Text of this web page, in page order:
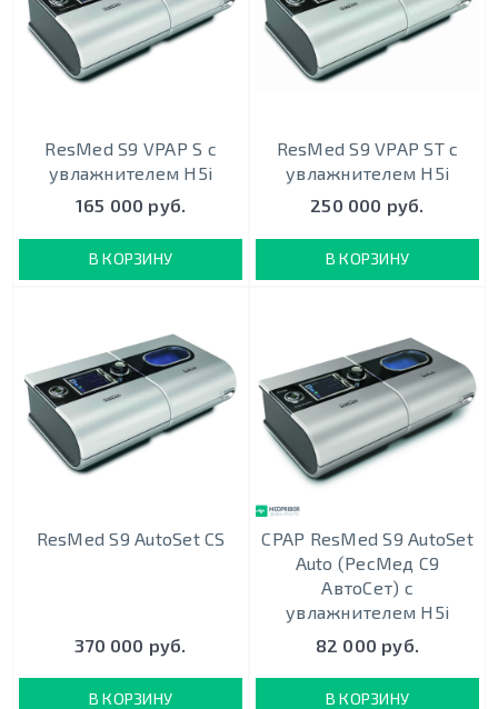
ResMed S9 VPAP S с
увлажнителем H5i
165 000 руб.
В КОРЗИНУ
ResMed S9 VPAP ST с
увлажнителем H5i
250 000 руб.
В КОРЗИНУ
ResMed S9 AutoSet CS
370 000 руб.
В КОРЗИНУ
CPAP ResMed S9 AutoSet
Auto (РесМед С9
АвтоСет) с
увлажнителем H5i
82 000 руб.
В КОРЗИНУ